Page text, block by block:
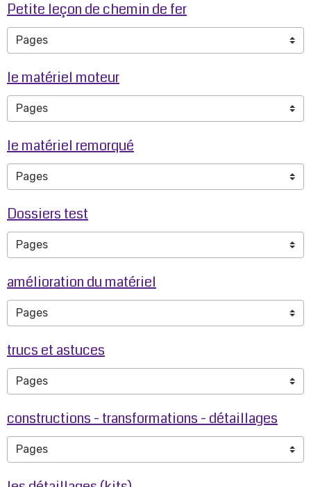
Petite leçon de chemin de fer
le matériel moteur
le matériel remorqué
Dossiers test
amélioration du matériel
trucs et astuces
constructions - transformations - détaillages